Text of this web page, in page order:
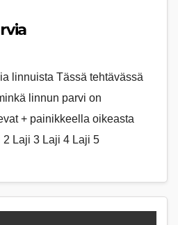
linnuista Tässä tehtävässä
linnun parvi on
+ painikkeella oikeasta
Laji 3 Laji 4 Laji 5